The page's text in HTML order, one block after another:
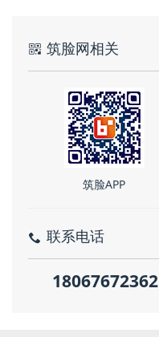
筑脸网相关
筑脸APP
联系电话
18067672362